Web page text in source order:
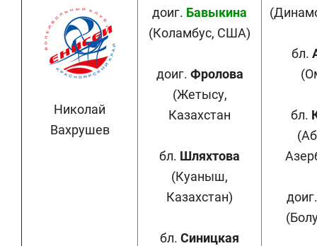
Николай
Вахрушев
доиг. Бавыкина
(Коламбус, США)
доиг. Фролова
(Жетысу,
Казахстан
бл. Шляхтова
(Куаныш,
Казахстан)
бл. Синицкая
бл.
бл.